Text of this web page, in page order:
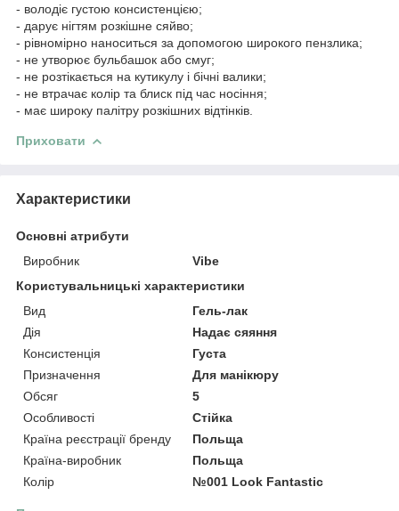
- володіє густою консистенцією;
- дарує нігтям розкішне сяйво;
- рівномірно наноситься за допомогою широкого пензлика;
- не утворює бульбашок або смуг;
- не розтікається на кутикулу і бічні валики;
- не втрачає колір та блиск під час носіння;
- має широку палітру розкішних відтінків.
Приховати
Характеристики
Основні атрибути
Виробник
Vibe
Користувальницькі характеристики
Вид
Гель-лак
Дія
Надає сяяння
Консистенція
Густа
Призначення
Для манікюру
Обсяг
5
Особливості
Стійка
Країна реєстрації бренду
Польща
Країна-виробник
Польща
Колір
№001 Look Fantastic